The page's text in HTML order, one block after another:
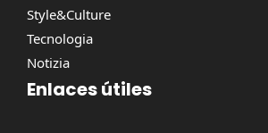
Style&Culture
Tecnologia
Notizia
Enlaces útiles